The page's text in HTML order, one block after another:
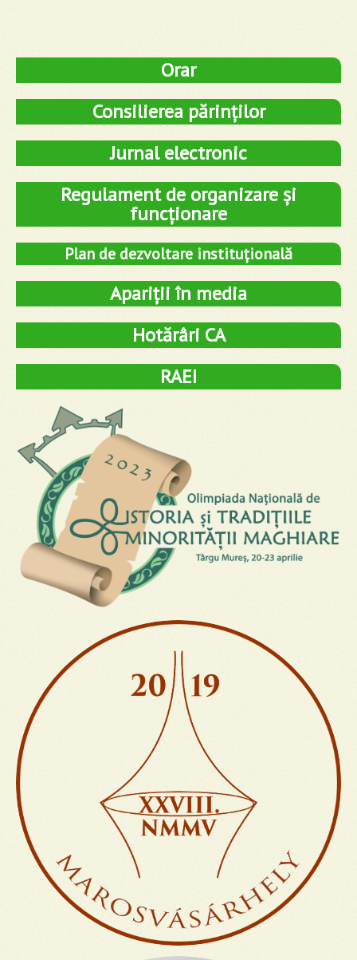
Orar
Consilierea părinților
Jurnal electronic
Regulament de organizare și
funcționare
Plan de dezvoltare instituțională
Apariții în media
Hotărâri CA
RAEI